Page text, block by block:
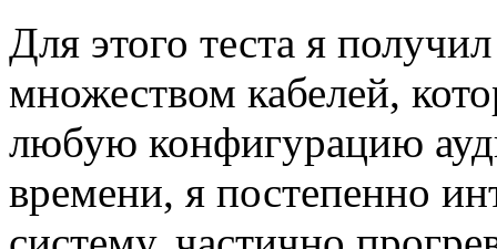
Для этого теста я
множеством кабелей,
любую конфигурацию
времени, я постепенно